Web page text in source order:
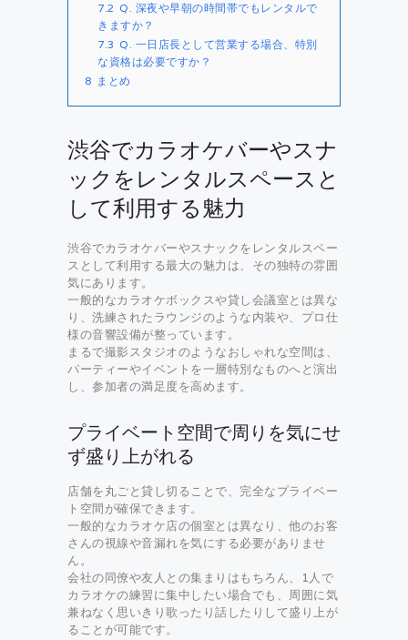
7.2 Q. 深夜や早朝の時間帯でもレンタルで
きますか？
7.3 Q. 一日店長として営業する場合、特別
な資格は必要ですか？
8 まとめ
渋谷でカラオケバーやスナ
ックをレンタルスペースと
して利用する魅力
渋谷でカラオケバーやスナックをレンタルスペー
スとして利用する最大の魅力は、その独特の雰囲
気にあります。
一般的なカラオケボックスや貸し会議室とは異な
り、洗練されたラウンジのような内装や、プロ仕
様の音響設備が整っています。
まるで撮影スタジオのようなおしゃれな空間は、
パーティーやイベントを一層特別なものへと演出
し、参加者の満足度を高めます。
プライベート空間で周りを気にせ
ず盛り上がれる
店舗を丸ごと貸し切ることで、完全なプライベー
ト空間が確保できます。
一般的なカラオケ店の個室とは異なり、他のお客
さんの視線や音漏れを気にする必要がありませ
ん。
会社の同僚や友人との集まりはもちろん、1人で
カラオケの練習に集中したい場合でも、周囲に気
兼ねなく思いきり歌ったり話したりして盛り上が
ることが可能です。